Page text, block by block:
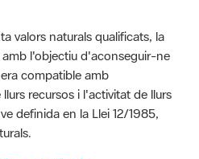
recursos i l'activitat de llurs
definida en la Llei 12/1985,